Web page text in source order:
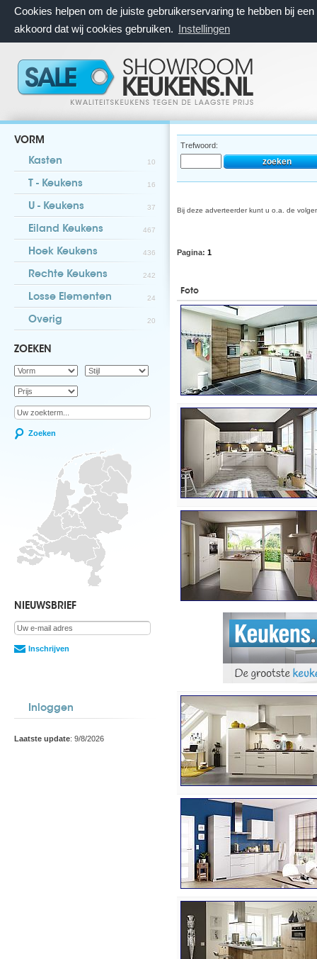
Cookies helpen om de juiste gebruikerservaring te hebben bij
akkoord dat wij cookies gebruiken. Instellingen
VORM
Kasten 10
T - Keukens 16
U - Keukens 37
Eiland Keukens 467
Hoek Keukens 436
Rechte Keukens 242
Losse Elementen 24
Overig 20
ZOEKEN
Zoeken
NIEUWSBRIEF
Inschrijven
Inloggen
Laatste update: 9/8/2026
Trefwoord:
Bij deze adverteerder kunt u o.a. de
Pagina: 1
Foto